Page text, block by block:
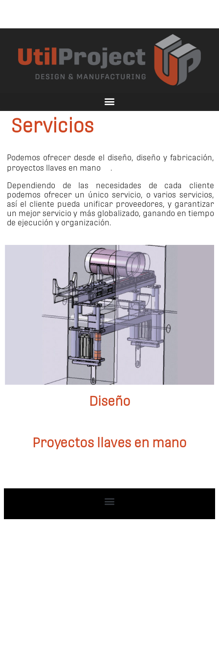
Servicios
Podemos ofrecer desde el diseño, diseño y fabricación,
proyectos llaves en mano .
Dependiendo de las necesidades de cada cliente
podemos ofrecer un único servicio, o varios servicios,
así el cliente pueda unificar proveedores, y garantizar
un mejor servicio y más globalizado, ganando en tiempo
de ejecución y organización.
Diseño
Proyectos llaves en mano